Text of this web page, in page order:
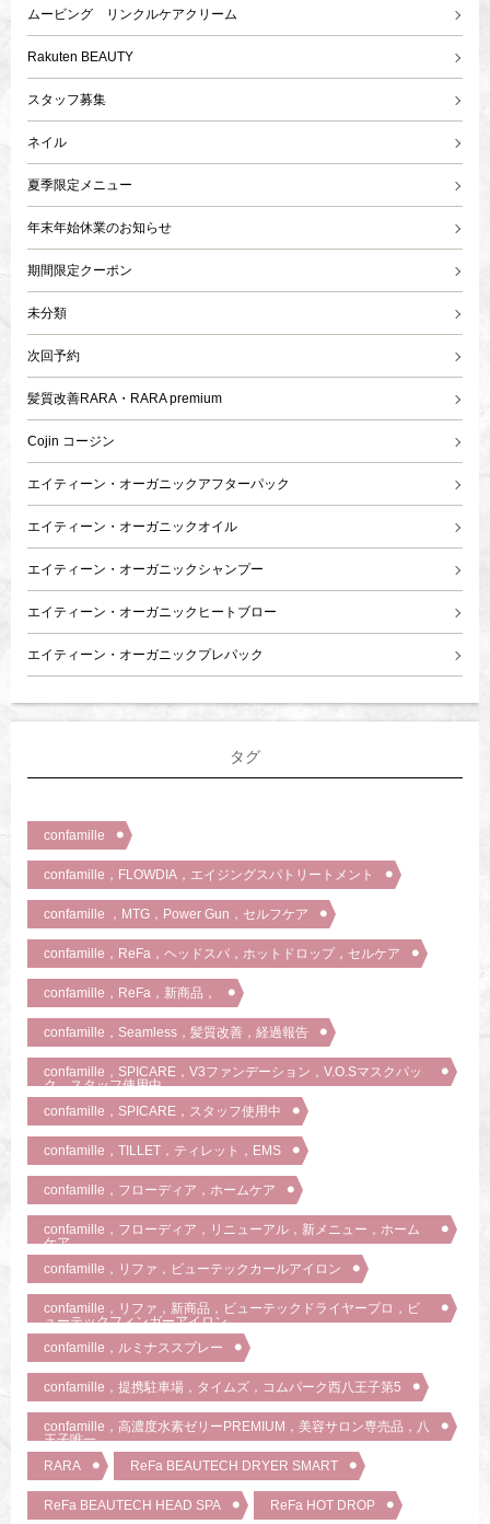
ムービング リンクルケアクリーム
Rakuten BEAUTY
スタッフ募集
ネイル
夏季限定メニュー
年末年始休業のお知らせ
期間限定クーポン
未分類
次回予約
髪質改善RARA・RARA premium
Cojin コージン
エイティーン・オーガニックアフターパック
エイティーン・オーガニックオイル
エイティーン・オーガニックシャンプー
エイティーン・オーガニックヒートブロー
エイティーン・オーガニックプレパック
タグ
confamille
confamille，FLOWDIA，エイジングスパトリートメント
confamille ，MTG，Power Gun，セルフケア
confamille，ReFa，ヘッドスパ，ホットドロップ，セルケア
confamille，ReFa，新商品，
confamille，Seamless，髪質改善，経過報告
confamille，SPICARE，V3ファンデーション，V.O.Sマスクパッ
ク，スタッフ使用中
confamille，SPICARE，スタッフ使用中
confamille，TILLET，ティレット，EMS
confamille，フローディア，ホームケア
confamille，フローディア，リニューアル，新メニュー，ホーム
ケア
confamille，リファ，ビューテックカールアイロン
confamille，リファ，新商品，ビューテックドライヤープロ，ビ
ューテックフィンガーアイロン
confamille，ルミナススプレー
confamille，提携駐車場，タイムズ，コムパーク西八王子第5
confamille，高濃度水素ゼリーPREMIUM，美容サロン専売品，八
王子唯一
RARA
ReFa BEAUTECH DRYER SMART
ReFa BEAUTECH HEAD SPA ReFa HOT DROP